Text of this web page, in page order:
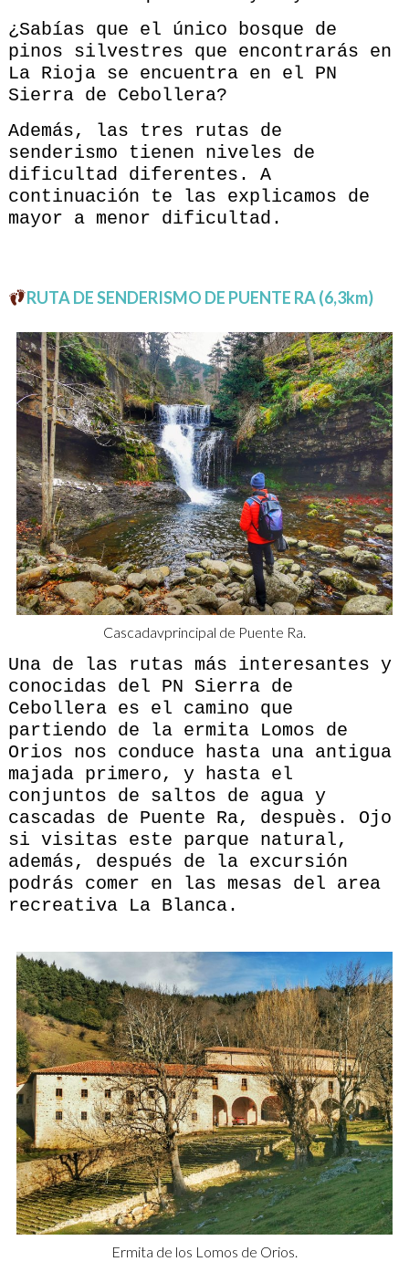
¿Sabías que el único bosque de
pinos silvestres que encontrarás en
La Rioja se encuentra en el PN
Sierra de Cebollera?
Además, las tres rutas de
senderismo tienen niveles de
dificultad diferentes. A
continuación te las explicamos de
mayor a menor dificultad.
RUTA DE SENDERISMO DE PUENTE RA (6,3km)
Cascadavprincipal de Puente Ra.
Una de las rutas más interesantes y
conocidas del PN Sierra de
Cebollera es el camino que
partiendo de la ermita Lomos de
Orios nos conduce hasta una antigua
majada primero, y hasta el
conjuntos de saltos de agua y
cascadas de Puente Ra, despuès. Ojo
si visitas este parque natural,
además, después de la excursión
podrás comer en las mesas del area
recreativa La Blanca.
Ermita de los Lomos de Orios.